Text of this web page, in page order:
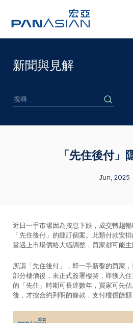
新聞與見解
「先住後付」
Jun, 2025
近日一手市場因為按息下跌，成交轉趨
「先住後付」的撻訂個案。此類付款安
當遇上市場價格大幅調整，買家都可能主
所謂「先住後付」，即一手新盤的買家
部分樓價後，未正式簽署樓契，即獲入
的「先住」時期可長達數年，買家可先
後，才按合約列明的條款，支付樓價餘額